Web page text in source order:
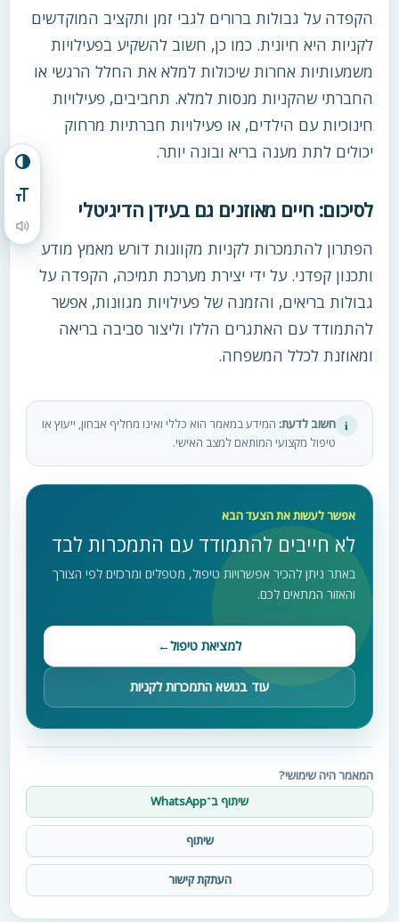
הפעל/כבה ניגודיות גבוהה
מתג גודל גופן
הקראת תוכן העמוד
הקפדה על גבולות ברורים לגבי זמן ותקציב המוקדשים
לקניות היא חיונית. כמו כן, חשוב להשקיע בפעילויות
משמעותיות אחרות שיכולות למלא את החלל הרגשי או
החברתי שהקניות מנסות למלא. תחביבים, פעילויות
חינוכיות עם הילדים, או פעילויות חברתיות מרחוק
יכולים לתת מענה בריא ובונה יותר.
לסיכום: חיים מאוזנים גם בעידן הדיגיטלי
הפתרון להתמכרות לקניות מקוונות דורש מאמץ מודע
ותכנון קפדני. על ידי יצירת מערכת תמיכה, הקפדה על
גבולות בריאים, והזמנה של פעילויות מגוונות, אפשר
להתמודד עם האתגרים הללו וליצור סביבה בריאה
ומאוזנת לכלל המשפחה.
i חשוב לדעת: המידע במאמר הוא כללי ואינו מחליף אבחון, ייעוץ או
טיפול מקצועי המותאם למצב האישי.
אפשר לעשות את הצעד הבא
לא חייבים להתמודד עם התמכרות לבד
באתר ניתן להכיר אפשרויות טיפול, מטפלים ומרכזים לפי הצורך
והאזור המתאים לכם.
למציאת טיפול←
עוד בנושא התמכרות לקניות
המאמר היה שימושי?
שיתוף ב־WhatsApp
שיתוף
העתקת קישור